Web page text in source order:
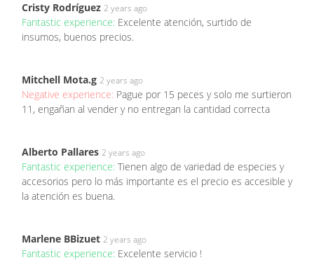
Cristy Rodríguez 2 years ago
Fantastic experience: Excelente atención, surtido de
insumos, buenos precios.
Mitchell Mota.g 2 years ago
Negative experience: Pague por 15 peces y solo me surtieron
11, engañan al vender y no entregan la cantidad correcta
Alberto Pallares 2 years ago
Fantastic experience: Tienen algo de variedad de especies y
accesorios pero lo más importante es el precio es accesible y
la atención es buena.
Marlene BBizuet 2 years ago
Fantastic experience: Excelente servicio !